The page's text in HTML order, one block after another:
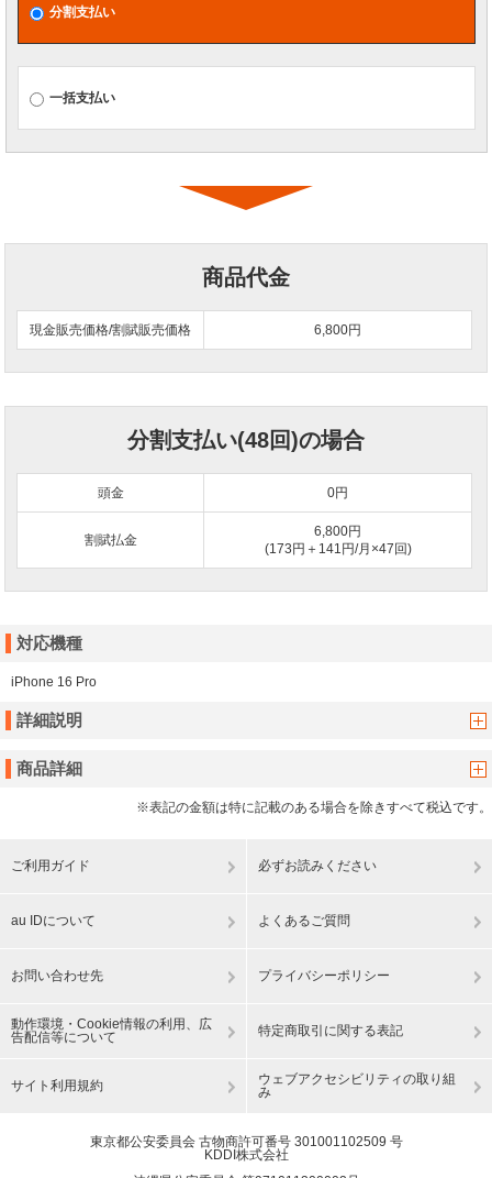
分割支払い
一括支払い
商品代金
現金販売価格/割賦販売価格 6,800円
分割支払い(48回)の場合
頭金 0円
割賦払金
6,800円
(173円＋141円/月×47回)
対応機種
iPhone 16 Pro
詳細説明
商品詳細
※表記の金額は特に記載のある場合を除きすべて税込です。
ご利用ガイド 必ずお読みください
au IDについて よくあるご質問
お問い合わせ先 プライバシーポリシー
動作環境・Cookie情報の利用、広
告配信等について
特定商取引に関する表記
サイト利用規約
ウェブアクセシビリティの取り組
み
東京都公安委員会 古物商許可番号 301001102509 号
KDDI株式会社